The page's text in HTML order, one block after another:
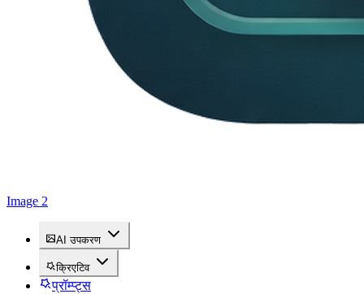
Image 2
AI उपकरण
क्रिएटिव
प्रॉम्प्ट्स